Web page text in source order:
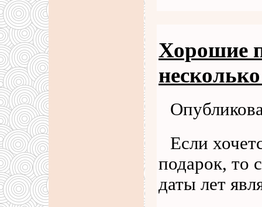
Хорошие
Если
подарок, то
даты лет